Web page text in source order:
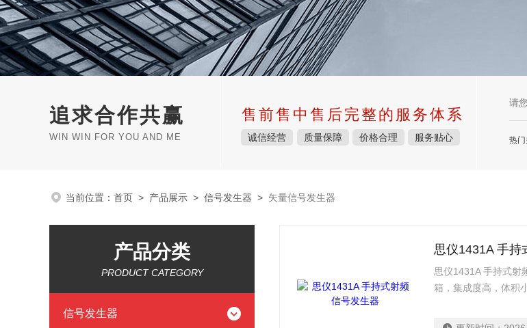
追求合作共赢
WIN WIN FOR YOU AND ME
售前售中售后完整的服务体系
诚信经营 质量保障 价格合理 服务贴心 热门
当前位置： 首页 > 产品展示 > 信号发生器 > 矢量信号发生器
产品分类
PRODUCT CATEGORY
信号发生器
思仪1431A 手持
思仪1431A 手持式射
箱，集成度高，体积